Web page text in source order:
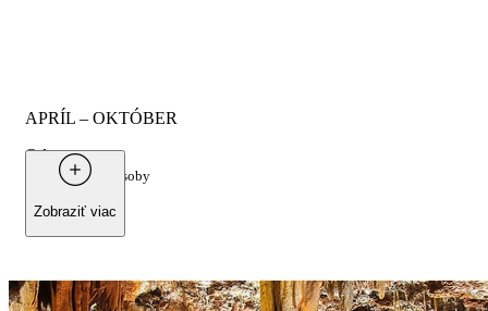
APRÍL – OKTÓBER
Od
2.035 € pre 2 osoby
Zobraziť viac